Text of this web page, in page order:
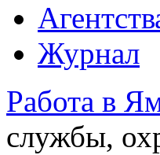
Журнал
Работа в
службы,